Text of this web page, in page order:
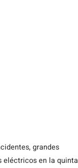
grandes
eléctricos en la quinta